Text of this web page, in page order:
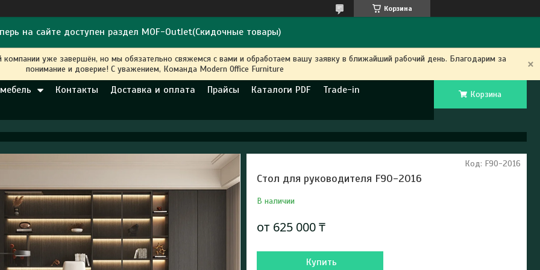
Корзина
на сайте доступен раздел MOF-Outlet(Скидочные товары)
уже завершён, но мы обязательно свяжемся с вами и обработаем вашу заявку в ближайший рабочий день. Благодарим за
понимание и доверие! С уважением, Команда Modern Office Furniture
Контакты Доставка и оплата Прайсы Каталоги PDF Trade-in Корзина
Стол для руководителя F90-2016
В наличии
Код: F90-2016
от 625 000 ₸
Купить